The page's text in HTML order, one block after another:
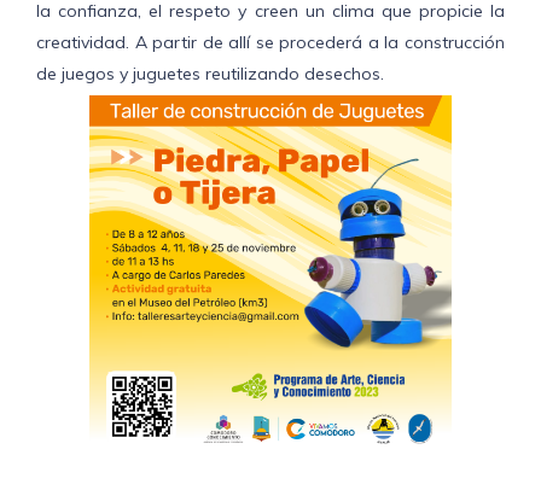
la confianza, el respeto y creen un clima que propicie la
creatividad. A partir de allí se procederá a la construcción
de juegos y juguetes reutilizando desechos.